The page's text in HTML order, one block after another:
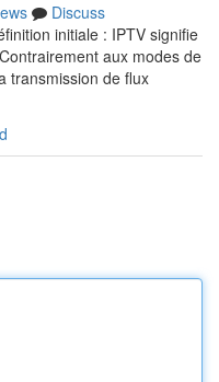
Discuss
initiale : IPTV signifie
aux modes de
transmission de flux